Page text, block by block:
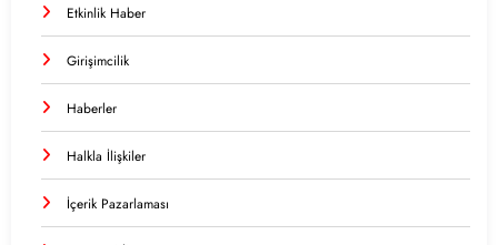
Etkinlik Haber
Girişimcilik
Haberler
Halkla İlişkiler
İçerik Pazarlaması